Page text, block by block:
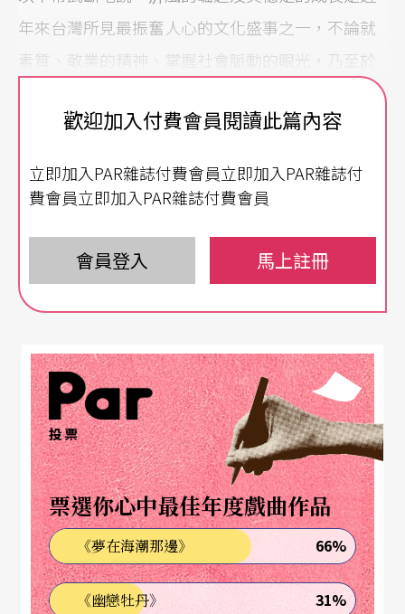
年來台灣所見最振奮人心的文化盛事之一，不論就
素質、敬業的精神、掌握社會脈動的眼光，乃至於
觀衆的反應，在在令人想起二十年前的雲門舞集。
然而，匯聚觀衆的厚望之際，屛風似乎面臨了亟待
虛實之間的對位辯證
《徵婚啓事》是李國修繼《半里長城》與《莎姆雷
特》後，第三度以「某劇團」爲素材的喜劇。該劇
一一迸發，竟使公演之事功虧一簣。劇團彩排只是
個框架，框架之內的戲中戲，即二十二個男人應徵
一則徵婚啓事的故事，構成了敍事的骨幹。框架之
外另有一段戲外戲，即接二連三的闖入者干擾彩排
的進行，這是劇團的「外患」。劇團本身的「內
憂」在於團員各個人無法排解的心結。心結並非劇
團團員所獨有。徵婚的女人和二十二個應徵男人也
各有各的心結，他們冀望透過徵婚啓事能解開寂寞
歡迎加入付費會員閱讀此篇內容
立即加入PAR雜誌付費會員立即加入PAR雜誌付
費會員立即加入PAR雜誌付費會員
會員登入 馬上註冊
投票
票選你心中最佳年度戲曲作品
《夢在海潮那邊》 66%
《幽戀牡丹》 31%